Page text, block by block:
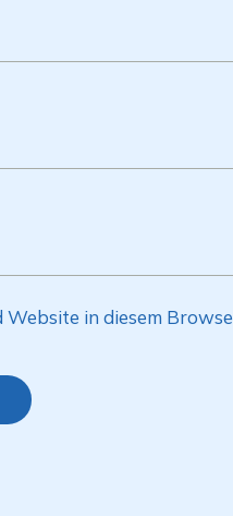
Website in diesem